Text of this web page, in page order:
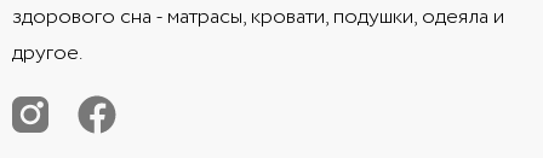
здорового сна - матрасы, кровати, подушки, одеяла и
другое.